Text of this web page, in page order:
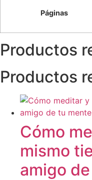
Páginas
Productos
Productos
Cómo
mismo
amigo